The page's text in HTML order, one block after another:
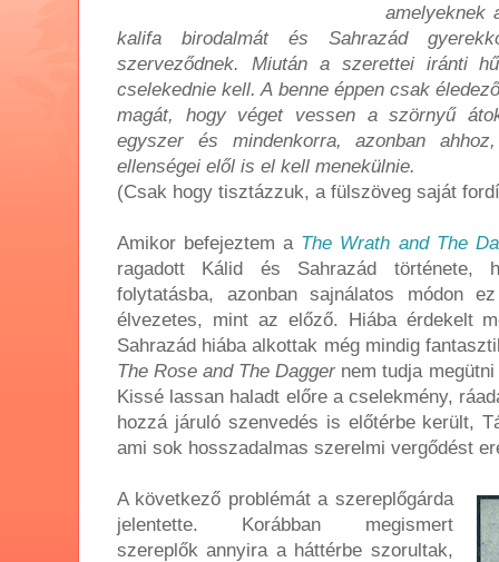
amelyeknek
kalifa birodalmát és Sahrazád
szerveződnek. Miután a szerettei iránti
cselekednie kell. A benne éppen csak
magát, hogy véget vessen a szörnyű
egyszer és mindenkorra, azonban
ellenségei elől is el kell menekülnie.
(Csak hogy tisztázzuk, a fülszöveg saját
Amikor befejeztem a The Wrath and The
ragadott Kálid és Sahrazád története,
folytatásba, azonban sajnálatos módon
élvezetes, mint az előző. Hiába érdekelt
Sahrazád hiába alkottak még mindig
The Rose and The Dagger nem tudja
Kissé lassan haladt előre a cselekmény,
hozzá járuló szenvedés is előtérbe került,
ami sok hosszadalmas szerelmi vergődést
A következő problémát a szereplőgárda
jelentette. Korábban megismert
szereplők annyira a háttérbe szorultak,